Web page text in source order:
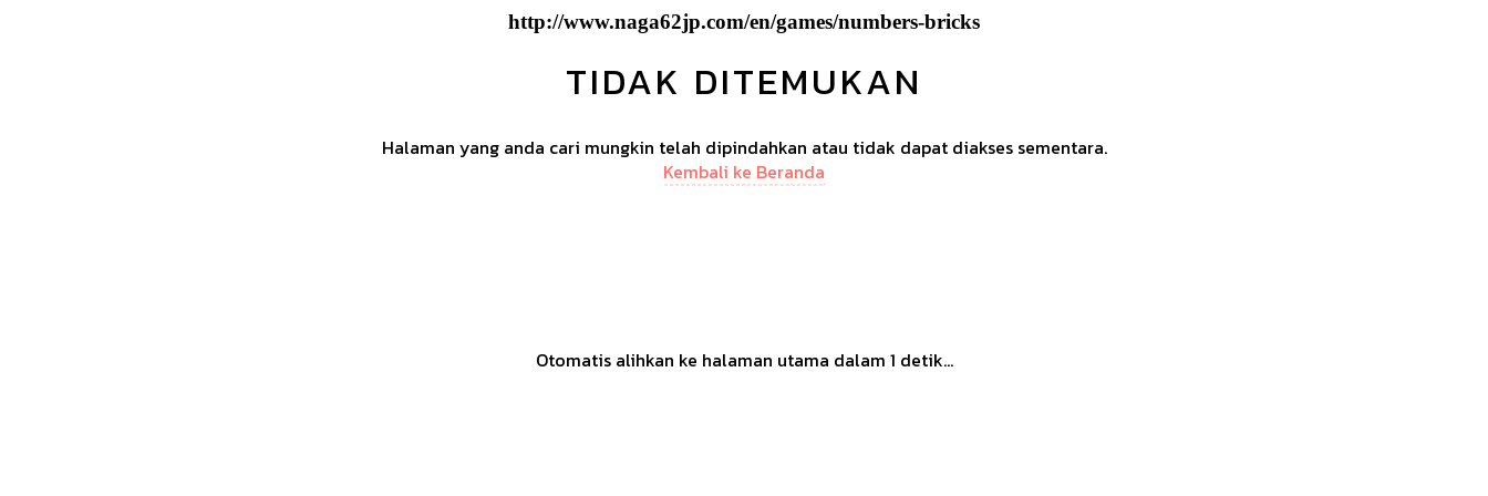
http://www.naga62jp.com/en/games/numbers-bricks
TIDAK DITEMUKAN
Halaman yang anda cari mungkin telah dipindahkan atau tidak dapat diakses sementara.
Kembali ke Beranda
Otomatis alihkan ke halaman utama dalam 1 detik...